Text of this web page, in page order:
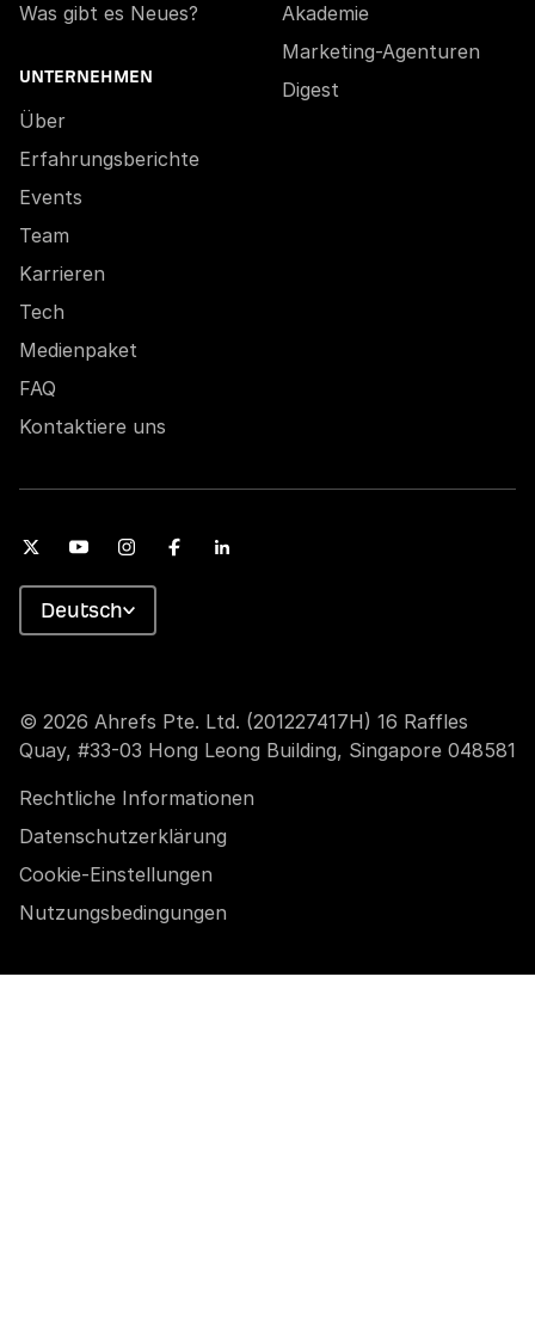
Was gibt es Neues?
UNTERNEHMEN
Über
Erfahrungsberichte
Events
Team
Karrieren
Tech
Medienpaket
FAQ
Kontaktiere uns
Akademie
Marketing-Agenturen
Digest
© 2026 Ahrefs Pte. Ltd. (201227417H) 16 Raffles
Quay, #33-03 Hong Leong Building, Singapore 048581
Rechtliche Informationen
Datenschutzerklärung
Cookie-Einstellungen
Nutzungsbedingungen
Deutsch